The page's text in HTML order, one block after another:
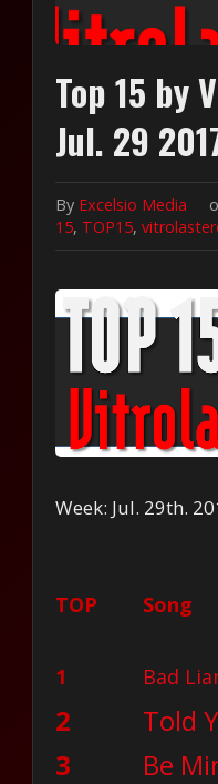
Top 15 by
Jul. 29
By Excelsio Media
15, TOP15,
Week: Jul. 29th.
TOP Song
1 Bad
2
Told
3
Be